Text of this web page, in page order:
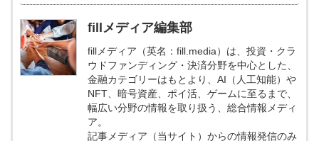
fillメディア編集部
fillメディア（英名：fill.media）は、投資・クラ
ウドファンディング・決済分野を中心とした、
金融カテゴリーはもとより、AI（人工知能）や
NFT、暗号資産、ポイ活、ゲームに至るまで、
幅広い分野の情報を取り扱う、総合情報メディ
ア。
記事メディア（当サイト）からの情報発信のみ